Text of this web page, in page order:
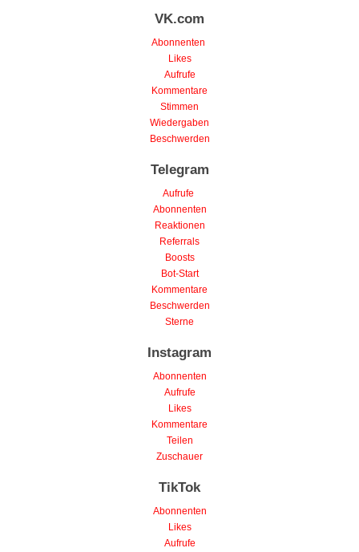
VK.com
Abonnenten
Likes
Aufrufe
Kommentare
Stimmen
Wiedergaben
Beschwerden
Telegram
Aufrufe
Abonnenten
Reaktionen
Referrals
Boosts
Bot-Start
Kommentare
Beschwerden
Sterne
Instagram
Abonnenten
Aufrufe
Likes
Kommentare
Teilen
Zuschauer
TikTok
Abonnenten
Likes
Aufrufe